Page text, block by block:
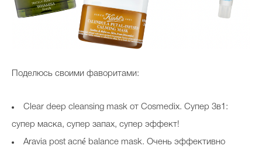
Поделюсь своими фаворитами:
Clear deep cleansing mask от Cosmedix. Супер 3в1:
супер маска, супер запах, супер эффект!
Aravia post acné balance mask. Очень эффективно